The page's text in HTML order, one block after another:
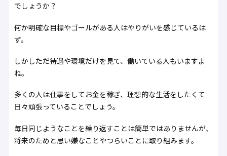
でしょうか？
何か明確な目標やゴールがある人はやりがいを感じているは
ず。
しかしただ待遇や環境だけを見て、働いている人もいますよ
ね。
多くの人は仕事をしてお金を稼ぎ、理想的な生活をしたくて
日々頑張っていることでしょう。
毎日同じようなことを繰り返すことは簡単ではありませんが、
将来のためと思い嫌なことやつらいことに取り組みます。